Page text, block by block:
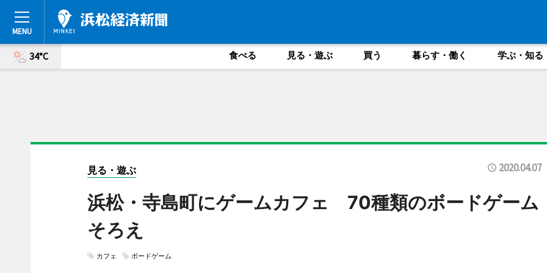
34°C 食べる 見る・遊ぶ 買う 暮らす・働く 学ぶ・知る
見る・遊ぶ 2020.04.07
浜松・寺島町にゲームカフェ 70種類のボードゲーム
そろえ
カフェ ボードゲーム